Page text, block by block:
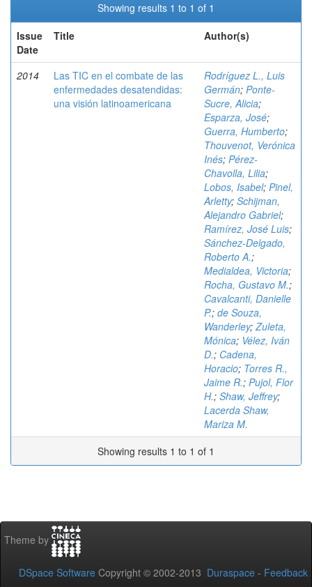
Showing results 1 to 1 of 1
Issue
Date
Title Author(s)
2014
Las TIC en el combate de las
enfermedades desatendidas:
una visión latinoamericana
Rodríguez L., Luis
Germán; Ponte-
Sucre, Alicia;
Esparza, José;
Guerra, Humberto;
Thouvenot, Verónica
Inés; Pérez-
Chavolla, Lilia;
Lobos, Isabel; Pinel,
Arletty; Schijman,
Alejandro Gabriel;
Ramírez, José Luis;
Sánchez-Delgado,
Roberto A.;
Medialdea, Victoria;
Rocha, Gustavo M.;
Cavalcanti, Danielle
P.; de Souza,
Wanderley;Zuleta,
Mónica; Vélez, Iván
D.; Cadena,
Horacio; Torres R.,
Jaime R.; Pujol, Flor
H.; Shaw, Jeffrey;
Lacerda Shaw,
Mariza M.
Showing results 1 to 1 of 1
Theme by
DSpace Software Copyright © 2002-2013 Duraspace - Feedback